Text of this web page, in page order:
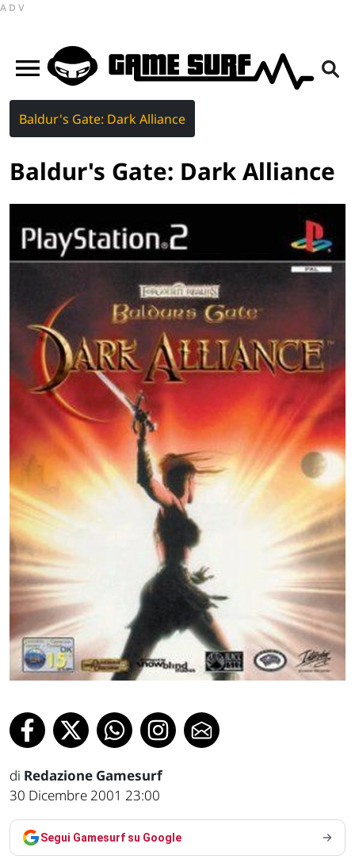
ADV
Baldur's Gate: Dark Alliance
Baldur's Gate: Dark Alliance
di Redazione Gamesurf
30 Dicembre 2001 23:00
Segui Gamesurf su Google